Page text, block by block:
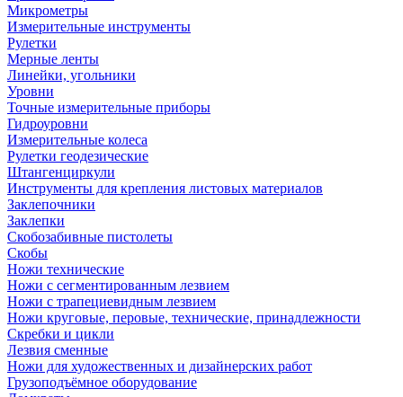
Микрометры
Измерительные инструменты
Рулетки
Мерные ленты
Линейки, угольники
Уровни
Точные измерительные приборы
Гидроуровни
Измерительные колеса
Рулетки геодезические
Штангенциркули
Инструменты для крепления листовых материалов
Заклепочники
Заклепки
Скобозабивные пистолеты
Скобы
Ножи технические
Ножи с сегментированным лезвием
Ножи с трапециевидным лезвием
Ножи круговые, перовые, технические, принадлежности
Скребки и цикли
Лезвия сменные
Ножи для художественных и дизайнерских работ
Грузоподъёмное оборудование